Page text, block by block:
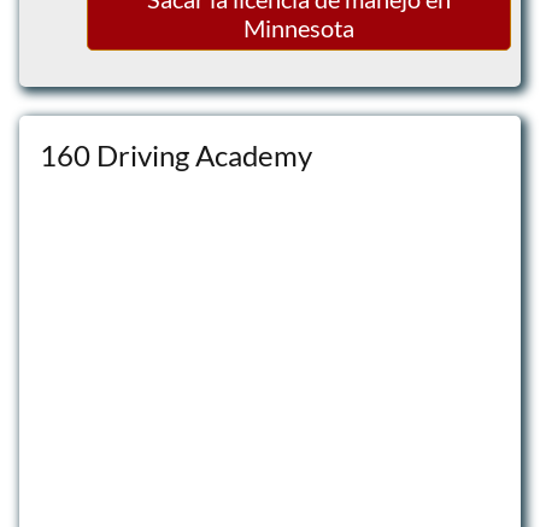
Minnesota
160 Driving Academy